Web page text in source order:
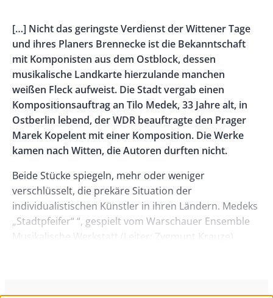
Rectangle
Right
Body
[…] Nicht das geringste Verdienst der Wittener Tage
und ihres Planers Brennecke ist die Bekanntschaft
mit Komponisten aus dem Ostblock, dessen
musikalische Landkarte hierzulande manchen
weißen Fleck aufweist. Die Stadt vergab einen
Kompositionsauftrag an Tilo Medek, 33 Jahre alt, in
Ostberlin lebend, der WDR beauftragte den Prager
Marek Kopelent mit einer Komposition. Die Werke
kamen nach Witten, die Autoren durften nicht.
Beide Stücke spiegeln, mehr oder weniger
verschlüsselt, die prekäre Situation der
individualistischen Künstler in ihren Ländern. Medeks
„Stadtpfeifer“ “, gespielt vom Warschauer Ensemble
Musikalische Werkstatt (Leiter: Zygmunt Krauze),